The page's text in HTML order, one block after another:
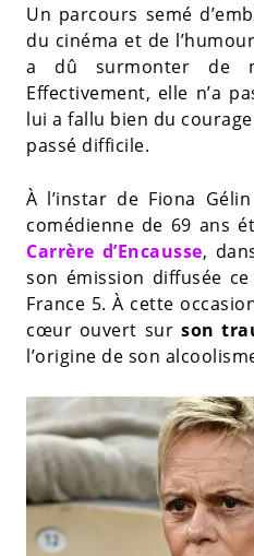
Un parcours semé
du cinéma et de
a dû surmonter de
Effectivement, elle n’a
lui a fallu bien du
passé difficile.
À l’instar de Fiona
comédienne de 69 ans
Carrère d’Encausse,
son émission diffusée
France 5. À cette
cœur ouvert sur son
l’origine de son